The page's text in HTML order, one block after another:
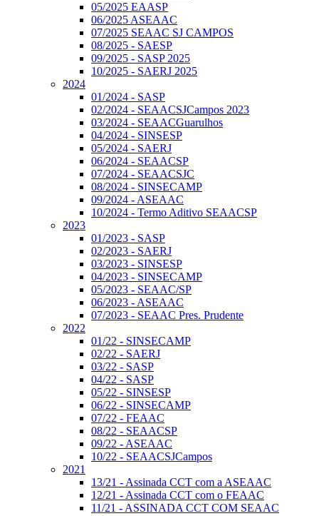
05/2025 EAASP
06/2025 ASEAAC
07/2025 SEAAC SJ CAMPOS
08/2025 - SAESP
09/2025 - SASP 2025
10/2025 - SAERJ 2025
2024
01/2024 - SASP
02/2024 - SEAACSJCampos 2023
03/2024 - SEAACGuarulhos
04/2024 - SINSESP
05/2024 - SAERJ
06/2024 - SEAACSP
07/2024 - SEAACSJC
08/2024 - SINSECAMP
09/2024 - ASEAAC
10/2024 - Termo Aditivo SEAACSP
2023
01/2023 - SASP
02/2023 - SAERJ
03/2023 - SINSESP
04/2023 - SINSECAMP
05/2023 - SEAAC/SP
06/2023 - ASEAAC
07/2023 - SEAAC Pres. Prudente
2022
01/22 - SINSECAMP
02/22 - SAERJ
03/22 - SASP
04/22 - SASP
05/22 - SINSESP
06/22 - SINSECAMP
07/22 - FEAAC
08/22 - SEAACSP
09/22 - ASEAAC
10/22 - SEAACSJCampos
2021
13/21 - Assinada CCT com a ASEAAC
12/21 - Assinada CCT com o FEAAC
11/21 - ASSINADA CCT COM SEAAC